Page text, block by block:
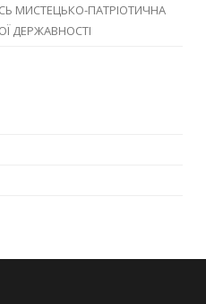
МИСТЕЦЬКО-ПАТРІОТИЧНА
ДЕРЖАВНОСТІ